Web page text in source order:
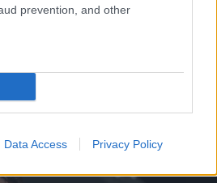
prevention, and other
Data Access Privacy Policy